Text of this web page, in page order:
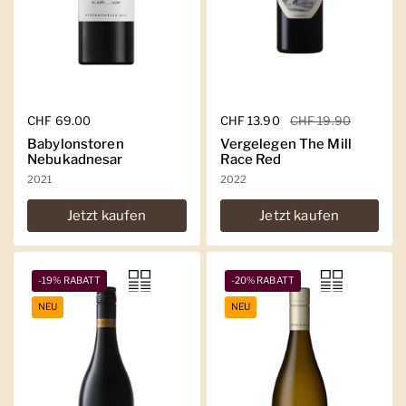
Regulärer Preis
CHF 69.00
Babylonstoren
Nebukadnesar
2021
Jetzt kaufen
Regulärer Preis
CHF 13.90 Sale-Preis
CHF 19.90
Vergelegen The Mill
Race Red
2022
Jetzt kaufen
-19% RABATT
NEU
-20% RABATT
NEU